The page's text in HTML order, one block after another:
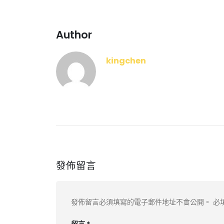
Author
kingchen
發佈留言
發佈留言必須填寫的電子郵件地址不會公開。 必